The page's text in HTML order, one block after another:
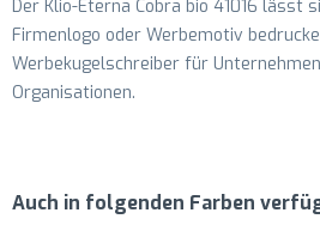
Der Klio-Eterna Cobra bio 41016 lässt
Firmenlogo oder Werbemotiv
Werbekugelschreiber für
Organisationen.
Auch in folgenden Farben